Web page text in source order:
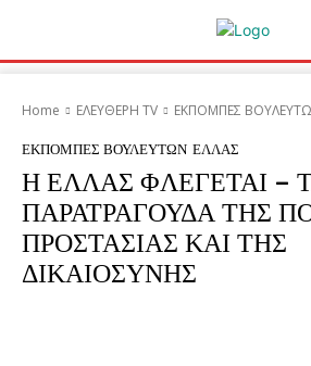
Home ΕΛΕΥΘΕΡΗ ΤV ΕΚΠΟΜΠΕΣ
ΕΚΠΟΜΠΕΣ ΒΟΥΛΕΥΤΩΝ ΕΛΛΑΣ
Η ΕΛΛΑΣ ΦΛΕΓΕΤΑΙ –
ΠΑΡΑΤΡΑΓΟΥΔΑ ΤΗΣ
ΠΡΟΣΤΑΣΙΑΣ ΚΑΙ ΤΗΣ
ΔΙΚΑΙΟΣΥΝΗΣ